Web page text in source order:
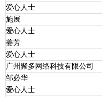
爱心人士
施展
爱心人士
姜芳
爱心人士
广州聚多网络科技有限公司
邹必华
爱心人士